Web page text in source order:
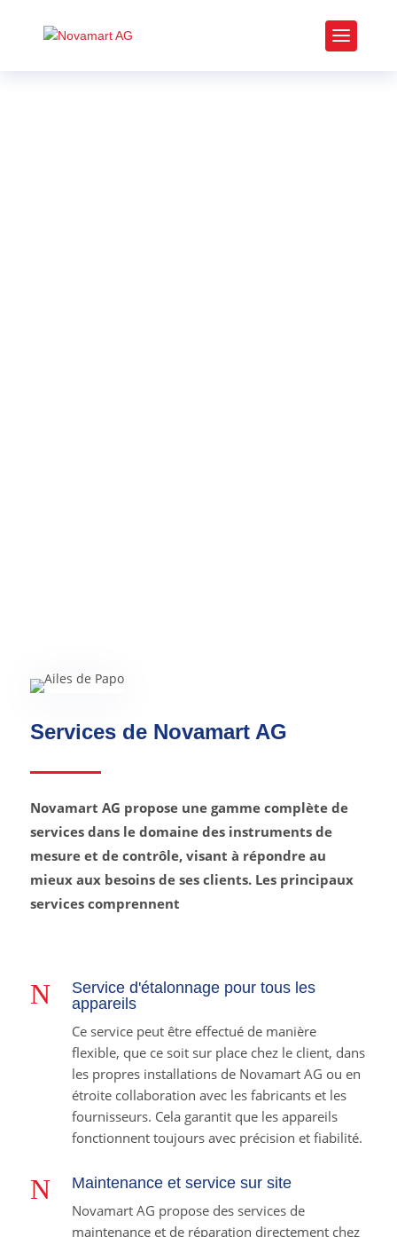
Services de Novamart AG
Novamart AG propose une gamme complète de
services dans le domaine des instruments de
mesure et de contrôle, visant à répondre au
mieux aux besoins de ses clients. Les principaux
services comprennent
N
Service d'étalonnage pour tous les
appareils
Ce service peut être effectué de manière
flexible, que ce soit sur place chez le client, dans
les propres installations de Novamart AG ou en
étroite collaboration avec les fabricants et les
fournisseurs. Cela garantit que les appareils
fonctionnent toujours avec précision et fiabilité.
N
Maintenance et service sur site
Novamart AG propose des services de
maintenance et de réparation directement chez